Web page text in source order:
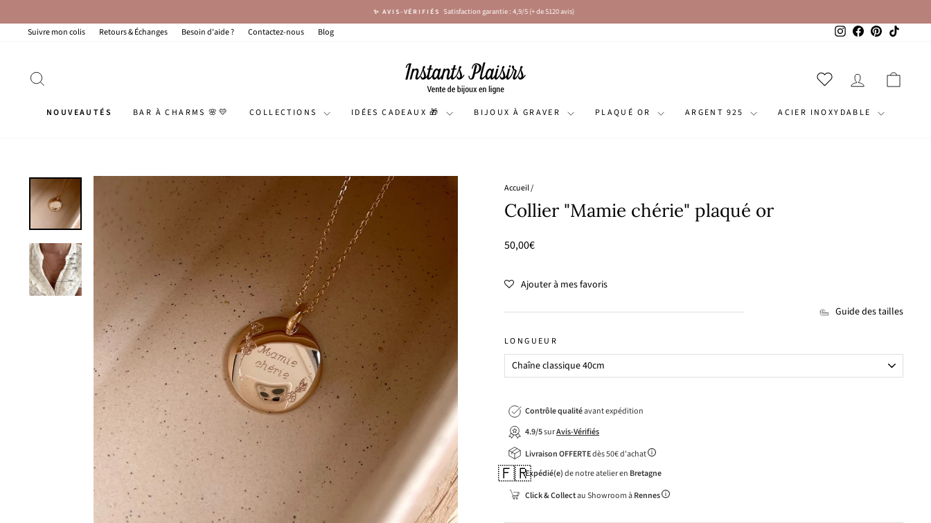
contenu
Diaporama
✨ AVIS-VÉRIFIÉS Satisfaction garantie : 4,9/5 (+ de 5120 avis)
Suivre mon colis Retours & Échanges Besoin d'aide ? Contactez-nous Blog InstagramFacebook
Pinterest
SE
NOUVEAUTÉS BAR À CHARMS 🌸💛 COLLECTIONS IDÉES CADEAUX 🎁 BIJOUX À GRAVER PLAQUÉ OR ARGENT 925 ACIER INOXYDABLE
Accueil/
Collier "Mamie chérie" plaqué or
Prix
50,00€
Ajouter à mes favoris
Guide des tailles
LONGUEUR
Contrôle qualitéavant expédition
4.9/5surAvis-Vérifiés
Livraison OFFERTEdès 50€ d'achat
🇫🇷Expédié(e)de notre atelier en Bretagne
Click & Collectau Showroom àRennes